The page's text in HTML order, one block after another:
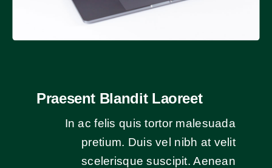
Praesent Blandit Laoreet
In ac felis quis tortor malesuada
pretium. Duis vel nibh at velit
scelerisque suscipit. Aenean